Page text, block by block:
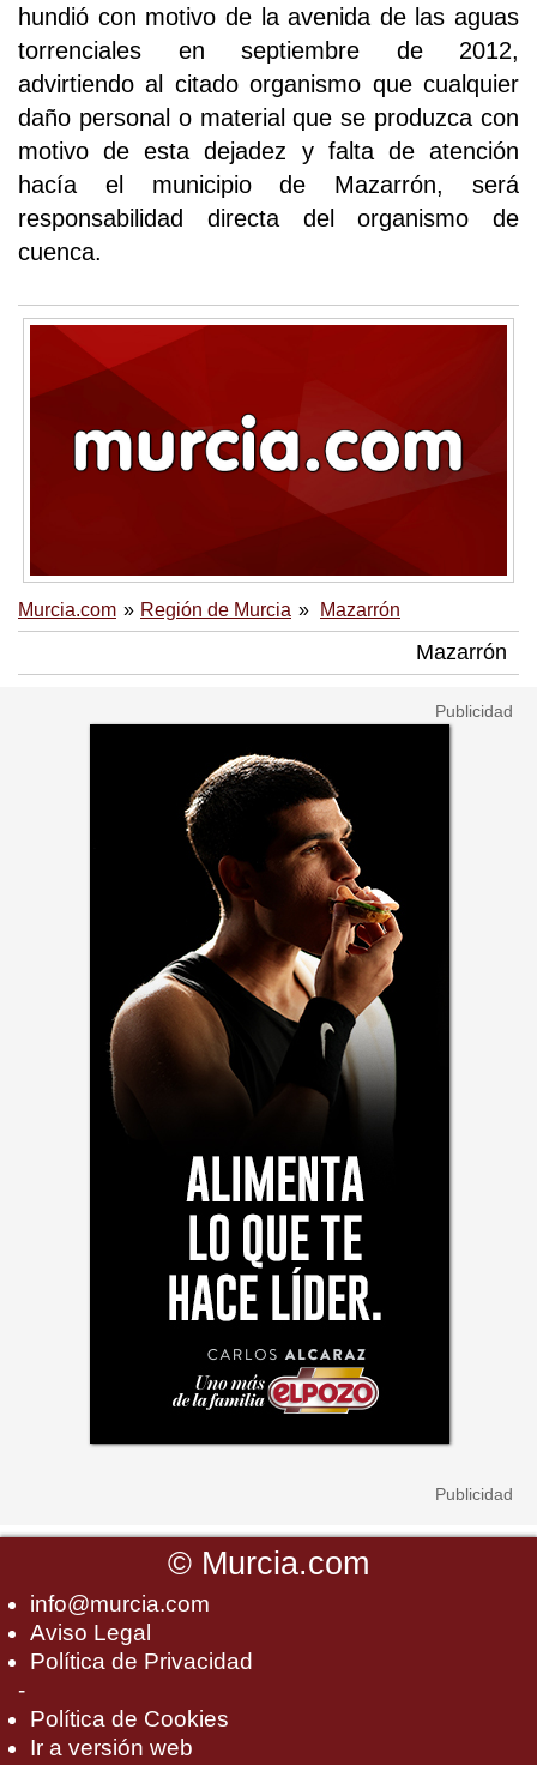
hundió con motivo de la avenida de las aguas
torrenciales en septiembre de 2012,
advirtiendo al citado organismo que cualquier
daño personal o material que se produzca con
motivo de esta dejadez y falta de atención
hacía el municipio de Mazarrón, será
responsabilidad directa del organismo de
cuenca.
Murcia.com Región de Murcia Mazarrón
Mazarrón
© Murcia.com
info@murcia.com
Aviso Legal
Política de Privacidad
-
Política de Cookies
Ir a versión web